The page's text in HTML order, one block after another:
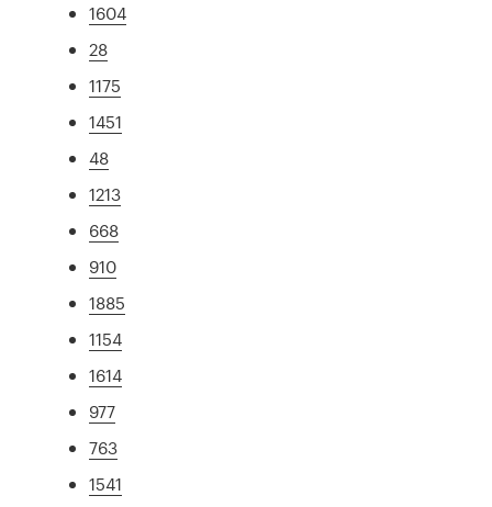
1604
28
1175
1451
48
1213
668
910
1885
1154
1614
977
763
1541